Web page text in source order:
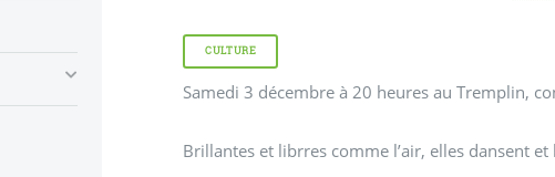
CULTURE
Samedi 3 décembre à 20 heures au Tremplin,
Brillantes et librres comme l’air, elles dansent